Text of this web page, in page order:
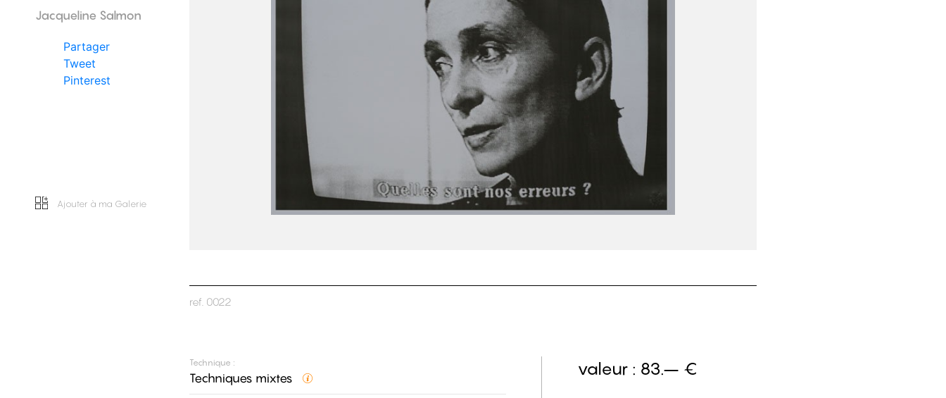
Jacqueline Salmon
Partager
Tweet
Pinterest
Ajouter à ma Galerie
ref. 0022
Technique :
Techniques mixtes valeur : 83.– €